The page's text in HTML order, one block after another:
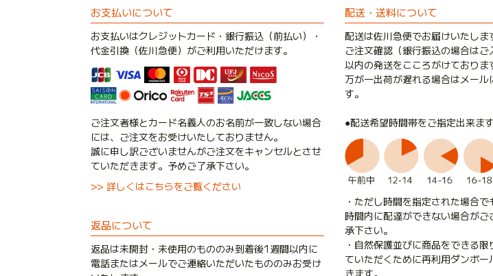
お支払いについて
お支払いはクレジットカード・銀行振込（前払い）・
代金引換（佐川急便）がご利用いただけます。
ご注文者様とカード名義人のお名前が一致しない場合
には、ご注文をお受けいたしておりません。
誠に申し訳ございませんがご注文をキャンセルとさせ
ていただきます。予めご了承下さい。
>> 詳しくはこちらをご覧ください
返品について
返品は未開封・未使用のもののみ到着後1週間以内に
電話またはメールでご連絡いただいたもののみお受け
配送・送料について
配送は佐川急便でお届けいたしま
ご注文確認（銀行振込の場合は
以内の発送をこころがけておりま
万が一出荷が遅れる場合はメール
す。
●配送希望時間帯をご指定出来ます
・ただし時間を指定された場合
時間内に配達ができない場合がご
承下さい。
・自然保護並びに商品をできる
ていただくために再利用ダンボ